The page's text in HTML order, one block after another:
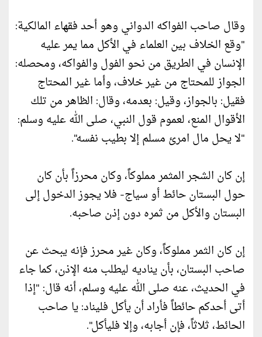
وقال صاحب الفواكه الدواني وهو أحد فقهاء المالكية:
"وقع الخلاف بين العلماء في الأكل مما يمر عليه
الإنسان في الطريق من نحو الفول والفواكه، ومحصله:
الجواز للمحتاج من غير خلاف، وأما غير المحتاج
فقيل: بالجواز، وقيل: بعدمه، وقال: الظاهر من تلك
الأقوال المنع، لعموم قول النبي، صلى الله عليه وسلم:
"لا يحل مال امرئ مسلم إلا بطيب نفسه".
إن كان الشجر المثمر مملوكاً، وكان محرزاً بأن كان
حول البستان حائط أو سياج- فلا يجوز الدخول إلى
البستان والأكل من ثمره دون إذن صاحبه.
إن كان الثمر مملوكاً، وكان غير محرز فإنه يبحث عن
صاحب البستان، بأن يناديه ليطلب منه الإذن، كما جاء
في الحديث، عنه صلى الله عليه وسلم، أنه قال: "إذا
أتى أحدكم حائطاً فأراد أن يأكل فليناد: يا صاحب
الحائط، ثلاثاً، فإن أجابه، وإلا فليأكل".